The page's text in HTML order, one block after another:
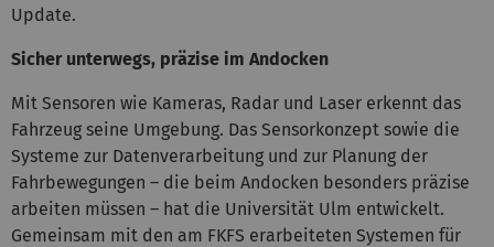
Update.
Sicher unterwegs, präzise im Andocken
Mit Sensoren wie Kameras, Radar und Laser erkennt das
Fahrzeug seine Umgebung. Das Sensorkonzept sowie die
Systeme zur Datenverarbeitung und zur Planung der
Fahrbewegungen – die beim Andocken besonders präzise
arbeiten müssen – hat die Universität Ulm entwickelt.
Gemeinsam mit den am FKFS erarbeiteten Systemen für